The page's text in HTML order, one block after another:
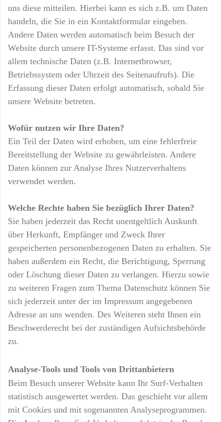
uns diese mitteilen. Hierbei kann es sich z.B. um Daten
handeln, die Sie in ein Kontaktformular eingeben.
Andere Daten werden automatisch beim Besuch der
Website durch unsere IT-Systeme erfasst. Das sind vor
allem technische Daten (z.B. Internetbrowser,
Betriebssystem oder Uhrzeit des Seitenaufrufs). Die
Erfassung dieser Daten erfolgt automatisch, sobald Sie
unsere Website betreten.
Wofür nutzen wir Ihre Daten?
Ein Teil der Daten wird erhoben, um eine fehlerfreie
Bereitstellung der Website zu gewährleisten. Andere
Daten können zur Analyse Ihres Nutzerverhaltens
verwendet werden.
Welche Rechte haben Sie bezüglich Ihrer Daten?
Sie haben jederzeit das Recht unentgeltlich Auskunft
über Herkunft, Empfänger und Zweck Ihrer
gespeicherten personenbezogenen Daten zu erhalten. Sie
haben außerdem ein Recht, die Berichtigung, Sperrung
oder Löschung dieser Daten zu verlangen. Hierzu sowie
zu weiteren Fragen zum Thema Datenschutz können Sie
sich jederzeit unter der im Impressum angegebenen
Adresse an uns wenden. Des Weiteren steht Ihnen ein
Beschwerderecht bei der zuständigen Aufsichtsbehörde
zu.
Analyse-Tools und Tools von Drittanbietern
Beim Besuch unserer Website kann Ihr Surf-Verhalten
statistisch ausgewertet werden. Das geschieht vor allem
mit Cookies und mit sogenannten Analyseprogrammen.